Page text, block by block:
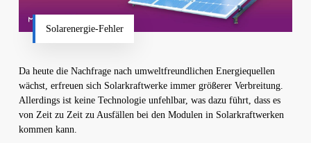
Solarenergie-Fehler
Da heute die Nachfrage nach umweltfreundlichen Energiequellen
wächst, erfreuen sich Solarkraftwerke immer größerer Verbreitung.
Allerdings ist keine Technologie unfehlbar, was dazu führt, dass es
von Zeit zu Zeit zu Ausfällen bei den Modulen in Solarkraftwerken
kommen kann.